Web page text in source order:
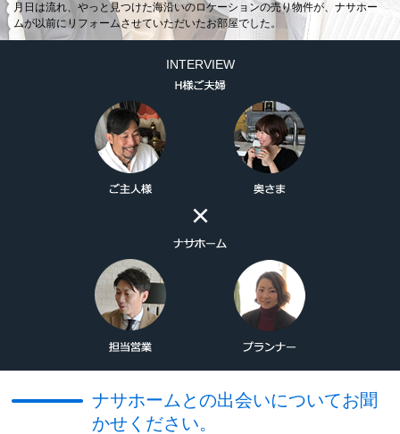
月日は流れ、やっと見つけた海沿いのロケーションの売り物件が、ナサホー
ムが以前にリフォームさせていただいたお部屋でした。
INTERVIEW
×
ナサホームとの出会いについてお聞
かせください。